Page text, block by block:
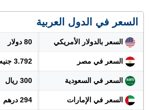
السعر في الدول العربية
السعر بالدولار الأمريكي 80 دولار
السعر في مصر 3.792 جنيه
السعر في السعودية 300 ريال
السعر في الإمارات 294 درهم